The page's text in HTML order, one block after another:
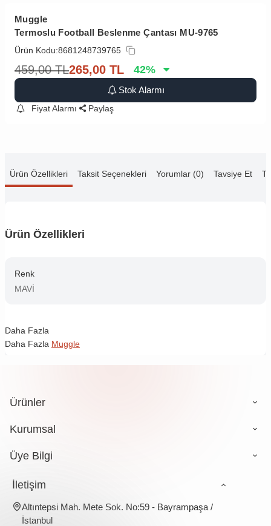
Muggle
Termoslu Football Beslenme Çantası MU-9765
Ürün Kodu:8681248739765
459,00 TL265,00 TL 42%
Stok Alarmı
Fiyat Alarmı Paylaş
Ürün Özellikleri Taksit Seçenekleri Yorumlar (0) Tavsiye Et
Ürün Özellikleri
Renk
MAVİ
Daha Fazla
Daha Fazla Muggle
Ürünler
Kurumsal
Üye Bilgi
İletişim
Altıntepsi Mah. Mete Sok. No:59 - Bayrampaşa /
İstanbul